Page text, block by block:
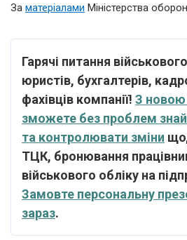
За матеріалами Міністерства
Гарячі питання
юристів, бухгалтерів,
фахівців компанії! З новою
зможете без проблем
та контролювати зміни
ТЦК, бронювання
військового обліку на
Замовте персональну
зараз.